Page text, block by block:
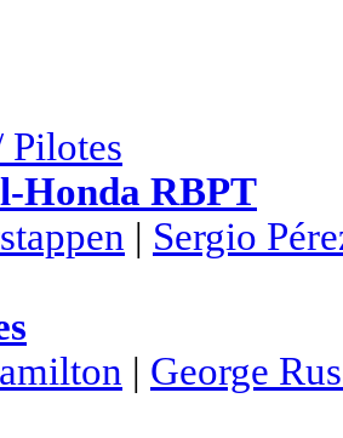
Pilotes
Honda RBPT
| Sergio
| George